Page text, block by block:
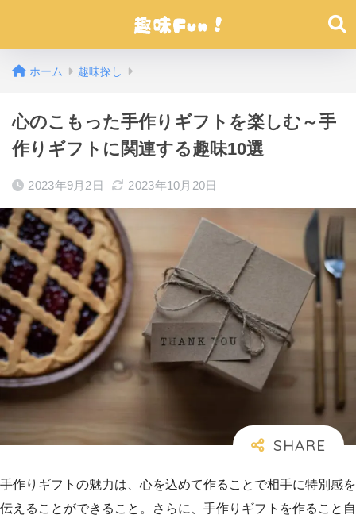
ホーム 趣味探し
心のこもった手作りギフトを楽しむ～手
作りギフトに関連する趣味10選
2023年9月2日 2023年10月20日
手作りギフトの魅力は、心を込めて作ることで相手に特別感を
伝えることができること。さらに、手作りギフトを作ること自